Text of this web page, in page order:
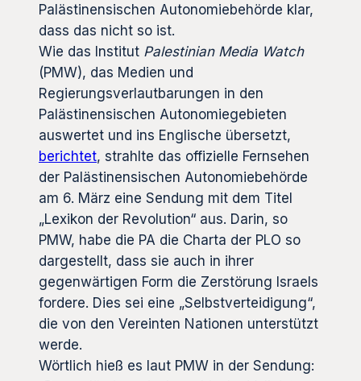
Palästinensischen Autonomiebehörde klar,
dass das nicht so ist.
Wie das Institut Palestinian Media Watch
(PMW), das Medien und
Regierungsverlautbarungen in den
Palästinensischen Autonomiegebieten
auswertet und ins Englische übersetzt,
berichtet, strahlte das offizielle Fernsehen
der Palästinensischen Autonomiebehörde
am 6. März eine Sendung mit dem Titel
„Lexikon der Revolution“ aus. Darin, so
PMW, habe die PA die Charta der PLO so
dargestellt, dass sie auch in ihrer
gegenwärtigen Form die Zerstörung Israels
fordere. Dies sei eine „Selbstverteidigung“,
die von den Vereinten Nationen unterstützt
werde.
Wörtlich hieß es laut PMW in der Sendung: